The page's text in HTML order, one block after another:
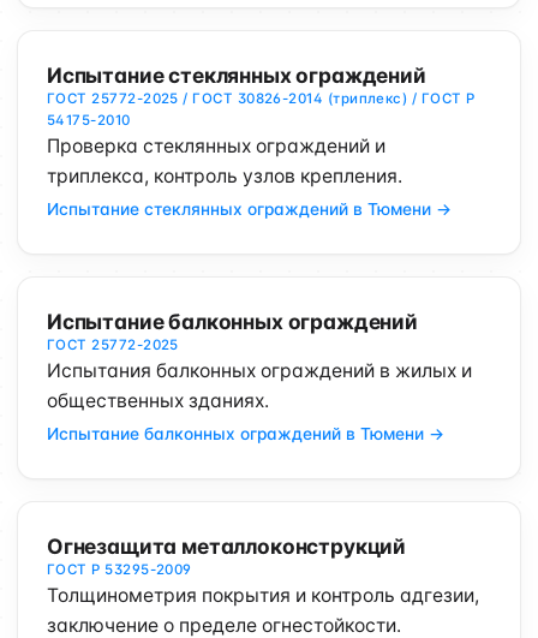
Испытание стеклянных ограждений
ГОСТ 25772-2025 / ГОСТ 30826-2014 (триплекс) / ГОСТ Р
54175-2010
Проверка стеклянных ограждений и
триплекса, контроль узлов крепления.
Испытание стеклянных ограждений в Тюмени →
Испытание балконных ограждений
ГОСТ 25772-2025
Испытания балконных ограждений в жилых и
общественных зданиях.
Испытание балконных ограждений в Тюмени →
Огнезащита металлоконструкций
ГОСТ Р 53295-2009
Толщинометрия покрытия и контроль адгезии,
заключение о пределе огнестойкости.